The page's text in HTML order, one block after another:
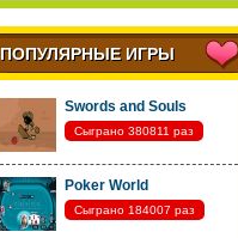
ПОПУЛЯРНЫЕ ИГРЫ
Swords and Souls
Сыграно 380811 раз
Poker World
Сыграно 184007 раз